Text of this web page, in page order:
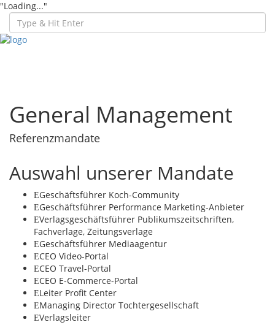
"Loading..."
General Management
Referenzmandate
Auswahl unserer Mandate
Geschäftsführer Koch-Community
Geschäftsführer Performance Marketing-Anbieter
Verlagsgeschäftsführer Publikumszeitschriften,
Fachverlage, Zeitungsverlage
Geschäftsführer Mediaagentur
CEO Video-Portal
CEO Travel-Portal
CEO E-Commerce-Portal
Leiter Profit Center
Managing Director Tochtergesellschaft
Verlagsleiter